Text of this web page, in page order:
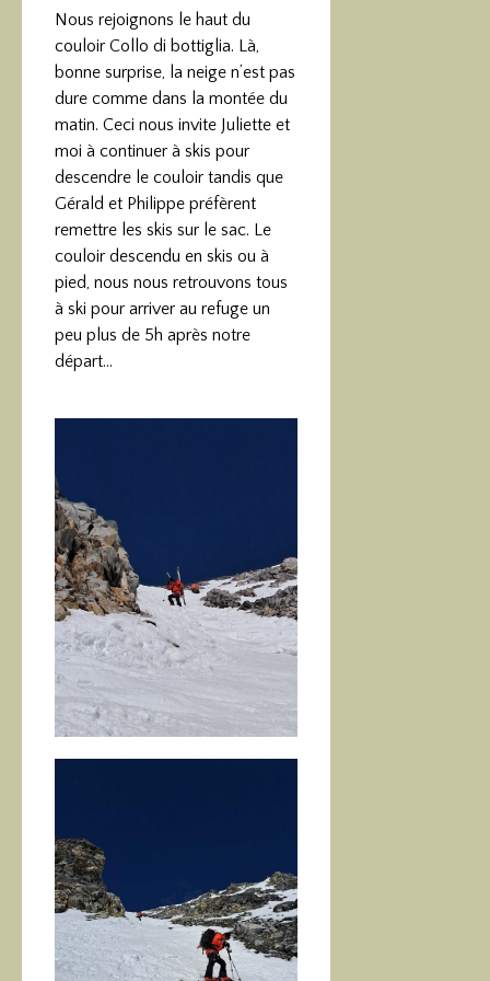
Nous rejoignons le haut du
couloir Collo di bottiglia. Là,
bonne surprise, la neige n’est pas
dure comme dans la montée du
matin. Ceci nous invite Juliette et
moi à continuer à skis pour
descendre le couloir tandis que
Gérald et Philippe préfèrent
remettre les skis sur le sac. Le
couloir descendu en skis ou à
pied, nous nous retrouvons tous
à ski pour arriver au refuge un
peu plus de 5h après notre
départ…